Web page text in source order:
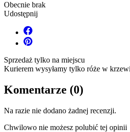
Obecnie brak
Udostępnij
Sprzedaż tylko na miejscu
Kurierem wysyłamy tylko róże w
Komentarze (0)
Na razie nie dodano żadnej recenzji.
Chwilowo nie możesz polubić tej opinii